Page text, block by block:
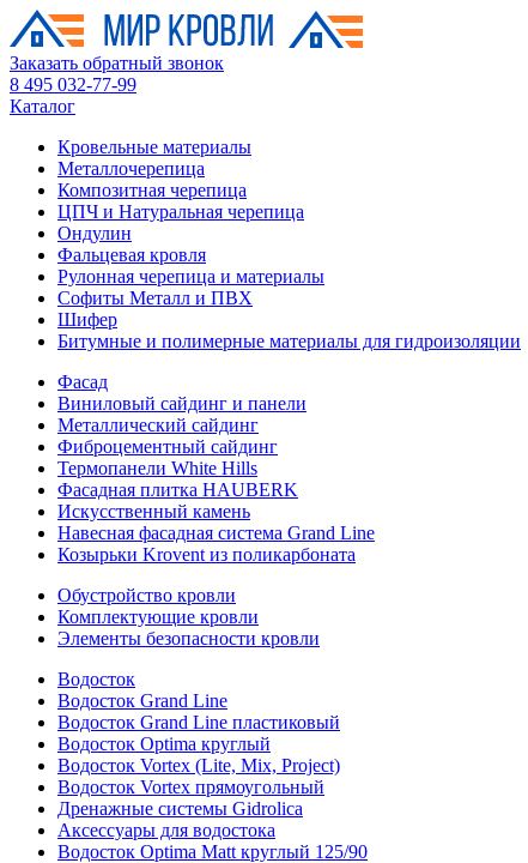
Заказать обратный звонок
8 495 032-77-99
Каталог
Кровельные материалы
Металлочерепица
Композитная черепица
ЦПЧ и Натуральная черепица
Ондулин
Фальцевая кровля
Рулонная черепица и материалы
Софиты Металл и ПВХ
Шифер
Битумные и полимерные материалы для гидроизоляции
Фасад
Виниловый сайдинг и панели
Металлический сайдинг
Фиброцементный сайдинг
Термопанели White Hills
Фасадная плитка HAUBERK
Искусственный камень
Навесная фасадная система Grand Line
Козырьки Krovent из поликарбоната
Обустройство кровли
Комплектующие кровли
Элементы безопасности кровли
Водосток
Водосток Grand Line
Водосток Grand Line пластиковый
Водосток Optima круглый
Водосток Vortex (Lite, Mix, Project)
Водосток Vortex прямоугольный
Дренажные системы Gidrolica
Аксессуары для водостока
Водосток Optima Matt круглый 125/90